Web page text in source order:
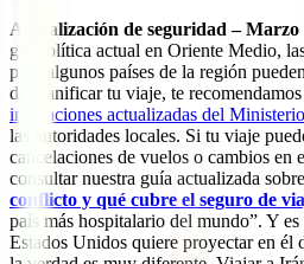
Actualización de seguridad – Marzo
geopolítica actual en Oriente Medio,
para algunos países de la región
de planificar tu viaje, te
indicaciones actualizadas del
las autoridades locales. Si tu viaje
cancelaciones de vuelos o cambios en
consultar nuestra guía actualizada sobre
conflicto y qué cubre el seguro de
país más hospitalario del mundo”. Y
Estados Unidos quiere proyectar en él